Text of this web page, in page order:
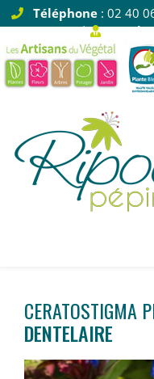
Téléphone: 02 40
Tapez 1 |
CERATOSTIGMA
DENTELAIRE